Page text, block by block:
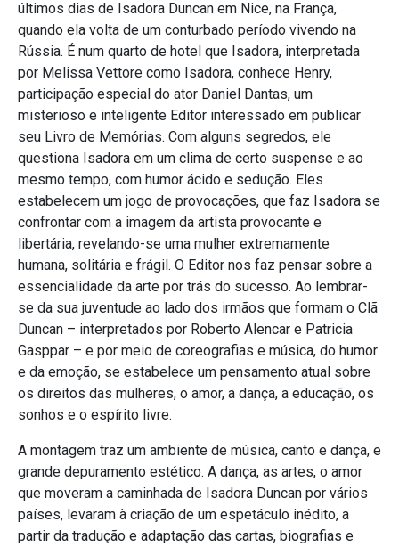
últimos dias de Isadora Duncan em Nice, na França,
quando ela volta de um conturbado período vivendo na
Rússia. É num quarto de hotel que Isadora, interpretada
por Melissa Vettore como Isadora, conhece Henry,
participação especial do ator Daniel Dantas, um
misterioso e inteligente Editor interessado em publicar
seu Livro de Memórias. Com alguns segredos, ele
questiona Isadora em um clima de certo suspense e ao
mesmo tempo, com humor ácido e sedução. Eles
estabelecem um jogo de provocações, que faz Isadora se
confrontar com a imagem da artista provocante e
libertária, revelando-se uma mulher extremamente
humana, solitária e frágil. O Editor nos faz pensar sobre a
essencialidade da arte por trás do sucesso. Ao lembrar-
se da sua juventude ao lado dos irmãos que formam o Clã
Duncan – interpretados por Roberto Alencar e Patricia
Gasppar – e por meio de coreografias e música, do humor
e da emoção, se estabelece um pensamento atual sobre
os direitos das mulheres, o amor, a dança, a educação, os
sonhos e o espírito livre.
A montagem traz um ambiente de música, canto e dança, e
grande depuramento estético. A dança, as artes, o amor
que moveram a caminhada de Isadora Duncan por vários
países, levaram à criação de um espetáculo inédito, a
partir da tradução e adaptação das cartas, biografias e